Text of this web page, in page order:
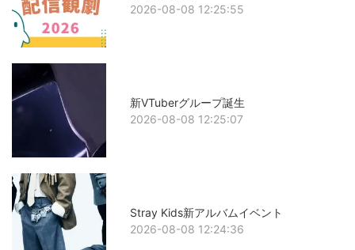
2026-08-08 12:25:55
新VTuberグループ誕生
2026-08-08 12:25:07
Stray Kids新アルバムイベント
2026-08-08 12:24:36